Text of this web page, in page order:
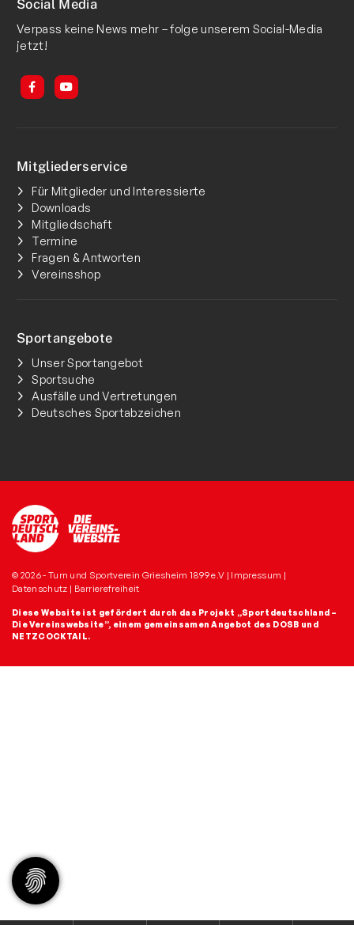
Social Media
Verpass keine News mehr – folge unserem Social-Media
jetzt!
Mitgliederservice
Für Mitglieder und Interessierte
Downloads
Mitgliedschaft
Termine
Fragen & Antworten
Vereinsshop
Sportangebote
Unser Sportangebot
Sportsuche
Ausfälle und Vertretungen
Deutsches Sportabzeichen
© 2026 - Turn und Sportverein Griesheim 1899 e.V | Impressum |
Datenschutz | Barrierefreiheit
Diese Website ist gefördert durch das Projekt „Sportdeutschland –
Die Vereinswebsite”, einem gemeinsamen Angebot des DOSB und
NETZCOCKTAIL.